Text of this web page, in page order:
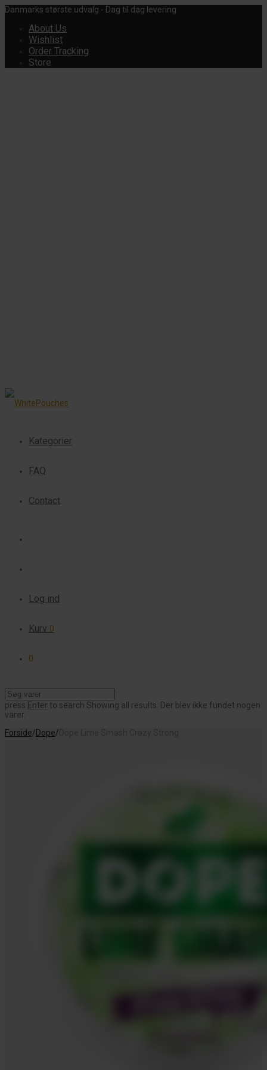
Danmarks største udvalg - Dag til dag levering
About Us
Wishlist
Order Tracking
Store
Kategorier
FAQ
Contact
Log ind
Kurv 0
0
press Enter to search Showing all results: Der blev ikke fundet nogen
varer.
Forside/Dope/